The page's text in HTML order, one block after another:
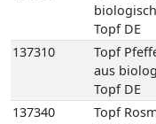
Topf
Topf DE
Topf
Topf DE